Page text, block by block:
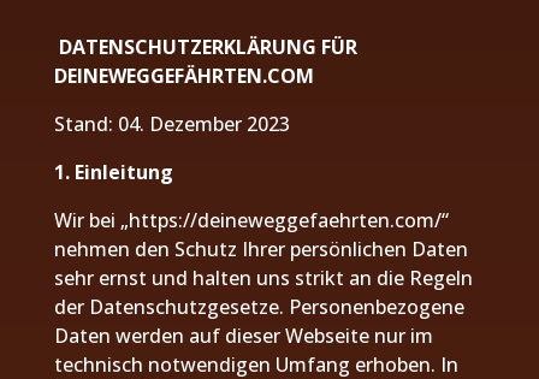
DATENSCHUTZERKLÄRUNG FÜR
DEINEWEGGEFÄHRTEN.COM
Stand: 04. Dezember 2023
1. Einleitung
Wir bei „https://deineweggefaehrten.com/“
nehmen den Schutz Ihrer persönlichen Daten
sehr ernst und halten uns strikt an die Regeln
der Datenschutzgesetze. Personenbezogene
Daten werden auf dieser Webseite nur im
technisch notwendigen Umfang erhoben. In